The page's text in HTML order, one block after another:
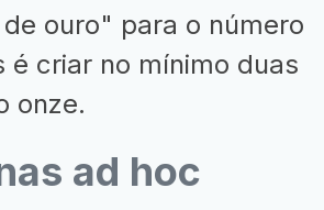
ouro" para o número
é criar no mínimo duas
onze.
ad hoc